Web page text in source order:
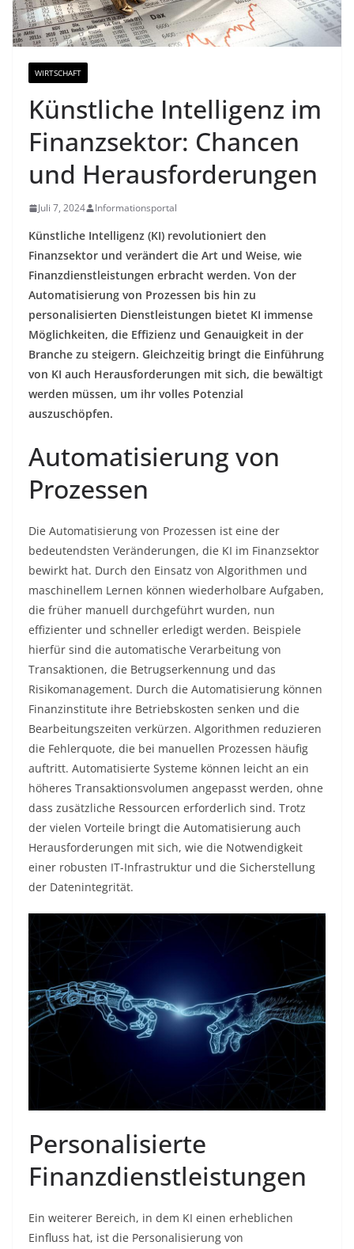
WIRTSCHAFT
Künstliche Intelligenz im
Finanzsektor: Chancen
und Herausforderungen
Juli 7, 2024 Informationsportal
Künstliche Intelligenz (KI) revolutioniert den
Finanzsektor und verändert die Art und Weise, wie
Finanzdienstleistungen erbracht werden. Von der
Automatisierung von Prozessen bis hin zu
personalisierten Dienstleistungen bietet KI immense
Möglichkeiten, die Effizienz und Genauigkeit in der
Branche zu steigern. Gleichzeitig bringt die Einführung
von KI auch Herausforderungen mit sich, die bewältigt
werden müssen, um ihr volles Potenzial
auszuschöpfen.
Automatisierung von
Prozessen
Die Automatisierung von Prozessen ist eine der
bedeutendsten Veränderungen, die KI im Finanzsektor
bewirkt hat. Durch den Einsatz von Algorithmen und
maschinellem Lernen können wiederholbare Aufgaben,
die früher manuell durchgeführt wurden, nun
effizienter und schneller erledigt werden. Beispiele
hierfür sind die automatische Verarbeitung von
Transaktionen, die Betrugserkennung und das
Risikomanagement. Durch die Automatisierung können
Finanzinstitute ihre Betriebskosten senken und die
Bearbeitungszeiten verkürzen. Algorithmen reduzieren
die Fehlerquote, die bei manuellen Prozessen häufig
auftritt. Automatisierte Systeme können leicht an ein
höheres Transaktionsvolumen angepasst werden, ohne
dass zusätzliche Ressourcen erforderlich sind. Trotz
der vielen Vorteile bringt die Automatisierung auch
Herausforderungen mit sich, wie die Notwendigkeit
einer robusten IT-Infrastruktur und die Sicherstellung
der Datenintegrität.
Personalisierte
Finanzdienstleistungen
Ein weiterer Bereich, in dem KI einen erheblichen
Einfluss hat, ist die Personalisierung von